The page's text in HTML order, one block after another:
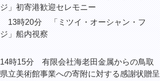
ジ」初寄港歓迎セレモニー
13時20分 「ミツイ・オーシャン・フ
ジ」船内視察
14時15分 有限会社海老田金属からの鳥取
県立美術館事業への寄附に対する感謝状贈呈